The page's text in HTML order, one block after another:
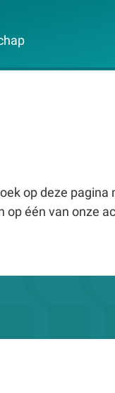
op deze
op één van onze